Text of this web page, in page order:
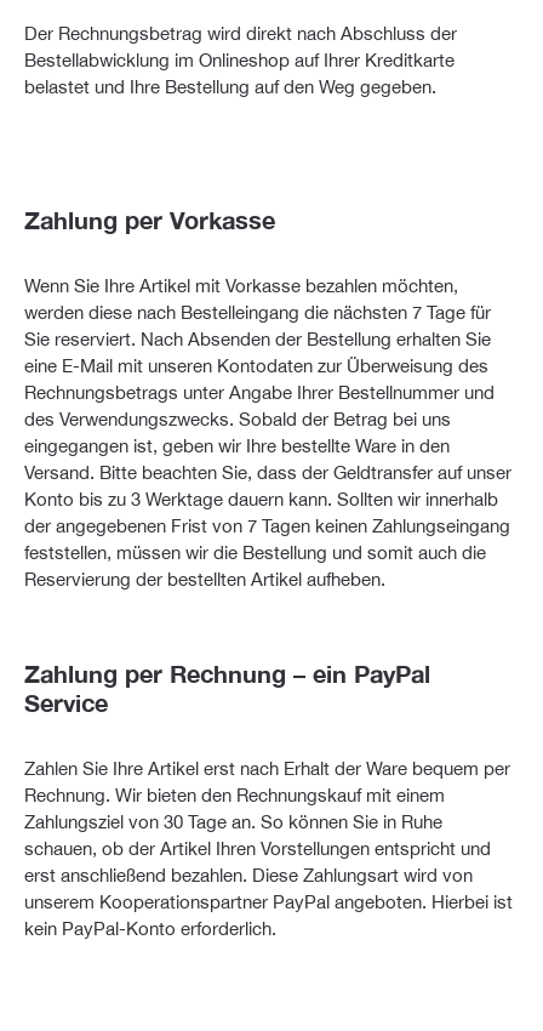
Der Rechnungsbetrag wird direkt nach Abschluss der
Bestellabwicklung im Onlineshop auf Ihrer Kreditkarte
belastet und Ihre Bestellung auf den Weg gegeben.
Zahlung per Vorkasse
Wenn Sie Ihre Artikel mit Vorkasse bezahlen möchten,
werden diese nach Bestelleingang die nächsten 7 Tage für
Sie reserviert. Nach Absenden der Bestellung erhalten Sie
eine E-Mail mit unseren Kontodaten zur Überweisung des
Rechnungsbetrags unter Angabe Ihrer Bestellnummer und
des Verwendungszwecks. Sobald der Betrag bei uns
eingegangen ist, geben wir Ihre bestellte Ware in den
Versand. Bitte beachten Sie, dass der Geldtransfer auf unser
Konto bis zu 3 Werktage dauern kann. Sollten wir innerhalb
der angegebenen Frist von 7 Tagen keinen Zahlungseingang
feststellen, müssen wir die Bestellung und somit auch die
Reservierung der bestellten Artikel aufheben.
Zahlung per Rechnung – ein PayPal
Service
Zahlen Sie Ihre Artikel erst nach Erhalt der Ware bequem per
Rechnung. Wir bieten den Rechnungskauf mit einem
Zahlungsziel von 30 Tage an. So können Sie in Ruhe
schauen, ob der Artikel Ihren Vorstellungen entspricht und
erst anschließend bezahlen. Diese Zahlungsart wird von
unserem Kooperationspartner PayPal angeboten. Hierbei ist
kein PayPal-Konto erforderlich.